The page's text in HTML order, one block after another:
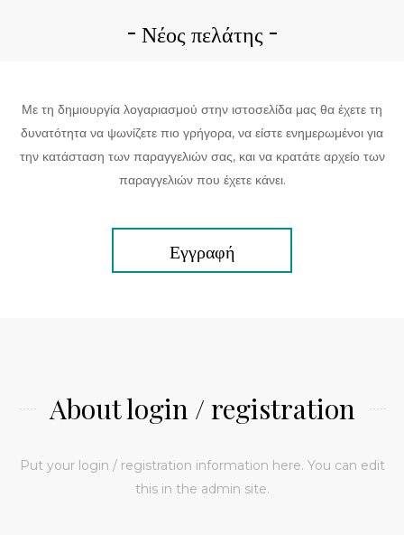
Νέος πελάτης
Με τη δημιουργία λογαριασμού στην ιστοσελίδα μας θα έχετε τη
δυνατότητα να ψωνίζετε πιο γρήγορα, να είστε ενημερωμένοι για
την κατάσταση των παραγγελιών σας, και να κρατάτε αρχείο των
παραγγελιών που έχετε κάνει.
Εγγραφή
About login / registration
Put your login / registration information here. You can edit
this in the admin site.